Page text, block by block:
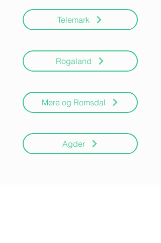
Telemark
Rogaland
Møre og Romsdal
Agder